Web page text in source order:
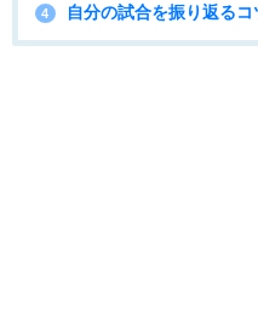
4 自分の試合を振り返るコ